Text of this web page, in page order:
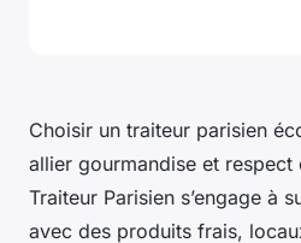
Choisir un traiteur parisien
allier gourmandise et respect
Traiteur Parisien s’engage à
avec des produits frais,